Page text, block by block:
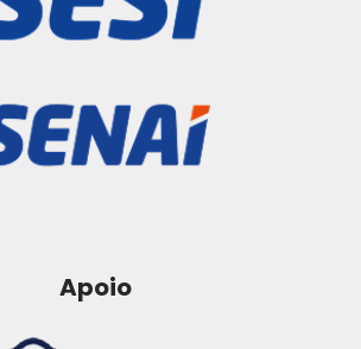
Apoio